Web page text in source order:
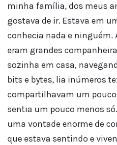
minha família, dos meus
gostava de ir. Estava em
conhecia nada e ninguém.
eram grandes
sozinha em casa,
bits e bytes, lia inúmeros
compartilhavam um pouco
sentia um pouco menos
uma vontade enorme de
que estava sentindo e